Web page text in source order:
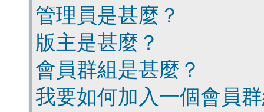
管理員是甚麼？
版主是甚麼？
會員群組是甚麼？
我要如何加入一個會員